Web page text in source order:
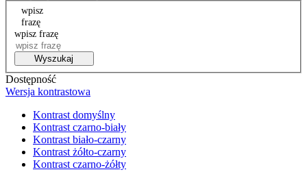
wpisz
frazę
wpisz frazę
Wyszukaj
Dostępność
Wersja kontrastowa
Kontrast domyślny
Kontrast czarno-biały
Kontrast biało-czarny
Kontrast żółto-czarny
Kontrast czarno-żółty